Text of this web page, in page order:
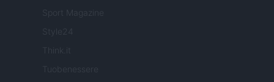
Sport Magazine
Style24
Think.it
Tuobenessere